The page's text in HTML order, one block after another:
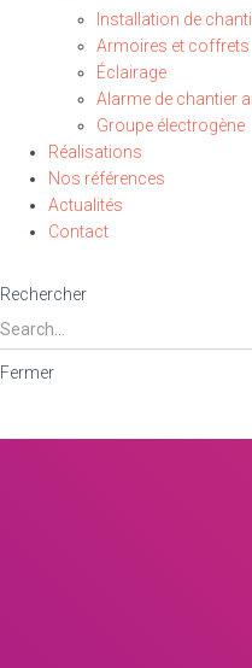
Installation de
Armoires et coffrets
Éclairage
Alarme de chantier
Groupe électrogène
Réalisations
Nos références
Actualités
Contact
Rechercher
Fermer